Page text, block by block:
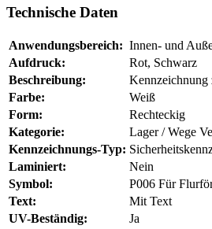
Technische Daten
Anwendungsbereich: Innen- und
Aufdruck:
Rot, Schwarz
Beschreibung:
Farbe:
Weiß
Form:
Rechteckig
Kategorie:
Lager / Wege
Kennzeichnungs-Typ:
Laminiert:
Nein
Symbol:
P006 Für
Text:
Mit Text
UV-Beständig:
Ja